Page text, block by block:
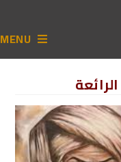
MENU